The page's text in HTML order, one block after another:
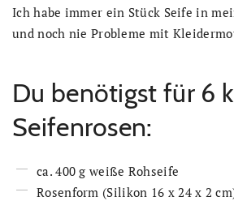
Ich habe immer ein Stück Seife in
und noch nie Probleme mit
Du benötigst für 6
Seifenrosen:
ca. 400 g weiße Rohseife
Rosenform (Silikon 16 x 24 x 2